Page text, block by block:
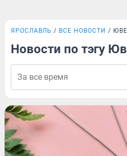
ЯРОСЛАВЛЬ ВСЕ НОВОСТИ
Новости по тэгу